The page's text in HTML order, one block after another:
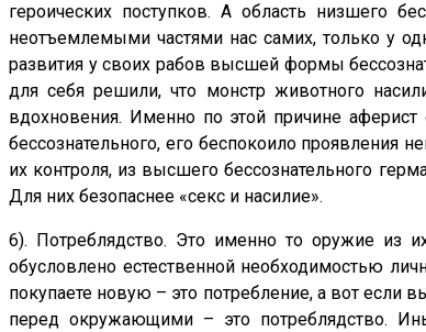
героических поступков. А область низшего
неотъемлемыми частями нас самих, только у
развития у своих рабов высшей формы
для себя решили, что монстр животного
вдохновения. Именно по этой причине
бессознательного, его беспокоило
их контроля, из высшего бессознательного
Для них безопаснее «секс и насилие».
6). Потреблядство. Это именно то оружие из
обусловлено естественной необходимостью
покупаете новую – это потребление, а вот если
перед окружающими – это потреблядство.